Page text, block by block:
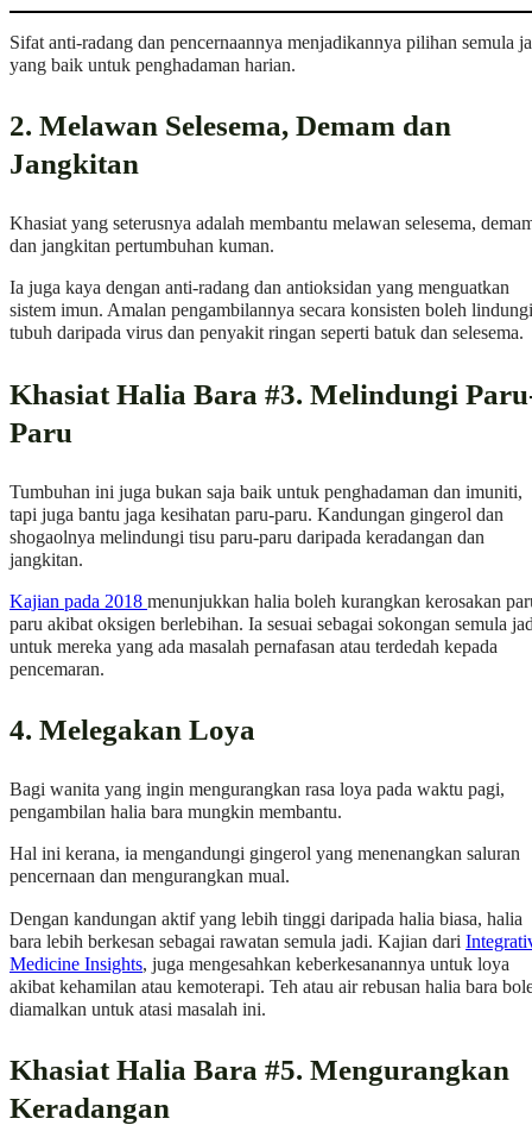
Sifat anti-radang dan pencernaannya menjadikannya pilihan semula
yang baik untuk penghadaman harian.
2. Melawan Selesema, Demam dan
Jangkitan
Khasiat yang seterusnya adalah membantu melawan selesema,
dan jangkitan pertumbuhan kuman.
Ia juga kaya dengan anti-radang dan antioksidan yang menguatkan
sistem imun. Amalan pengambilannya secara konsisten boleh lindungi
tubuh daripada virus dan penyakit ringan seperti batuk dan selesema.
Khasiat Halia Bara #3. Melindungi
Paru
Tumbuhan ini juga bukan saja baik untuk penghadaman dan imuniti,
tapi juga bantu jaga kesihatan paru-paru. Kandungan gingerol dan
shogaolnya melindungi tisu paru-paru daripada keradangan dan
jangkitan.
Kajian pada 2018 menunjukkan halia boleh kurangkan kerosakan
paru akibat oksigen berlebihan. Ia sesuai sebagai sokongan semula
untuk mereka yang ada masalah pernafasan atau terdedah kepada
pencemaran.
4. Melegakan Loya
Bagi wanita yang ingin mengurangkan rasa loya pada waktu pagi,
pengambilan halia bara mungkin membantu.
Hal ini kerana, ia mengandungi gingerol yang menenangkan saluran
pencernaan dan mengurangkan mual.
Dengan kandungan aktif yang lebih tinggi daripada halia biasa, halia
bara lebih berkesan sebagai rawatan semula jadi. Kajian dari
Medicine Insights, juga mengesahkan keberkesanannya untuk loya
akibat kehamilan atau kemoterapi. Teh atau air rebusan halia bara
diamalkan untuk atasi masalah ini.
Khasiat Halia Bara #5. Mengurangkan
Keradangan